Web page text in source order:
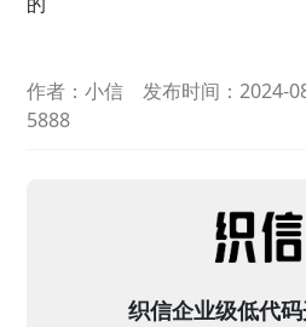
作者：小信 发布时间：2024-
5888
织信企业级低代